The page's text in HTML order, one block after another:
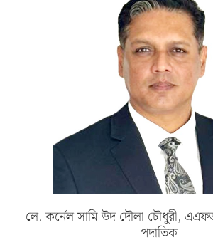
লে. কর্নেল সামি উদ দৌলা চৌধুরী,
পদাতিক